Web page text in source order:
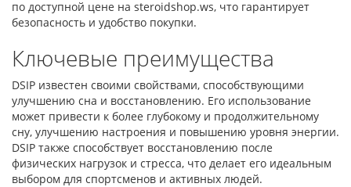
по доступной цене на steroidshop.ws, что гарантирует
безопасность и удобство покупки.
Ключевые преимущества
DSIP известен своими свойствами, способствующими
улучшению сна и восстановлению. Его использование
может привести к более глубокому и продолжительному
сну, улучшению настроения и повышению уровня энергии.
DSIP также способствует восстановлению после
физических нагрузок и стресса, что делает его идеальным
выбором для спортсменов и активных людей.